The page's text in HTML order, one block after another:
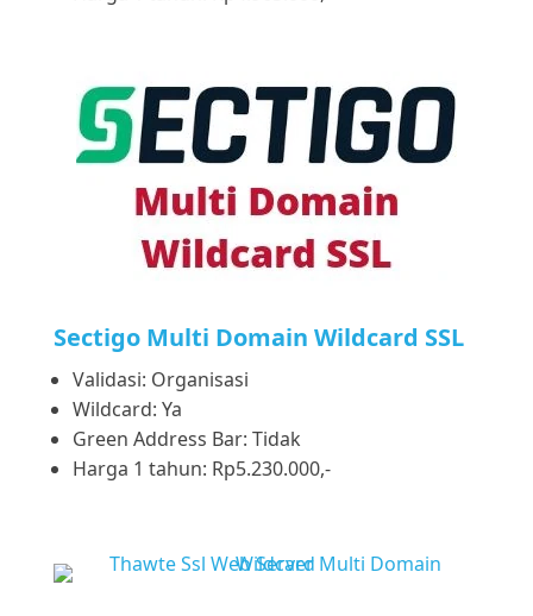
Sectigo Multi Domain Wildcard SSL
Validasi: Organisasi
Wildcard: Ya
Green Address Bar: Tidak
Harga 1 tahun: Rp5.230.000,-